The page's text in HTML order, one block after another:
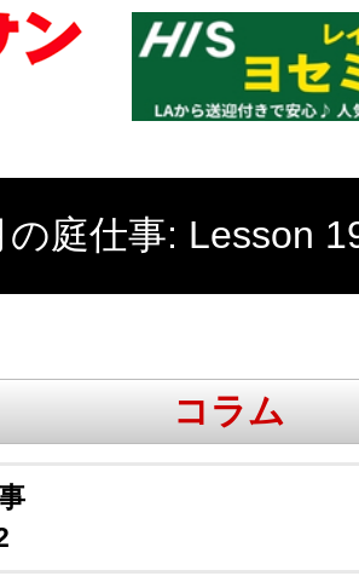
、クラシファイド、地元情報など
サンゼルスの日本語新
クラシファイドは毎週木
コラム